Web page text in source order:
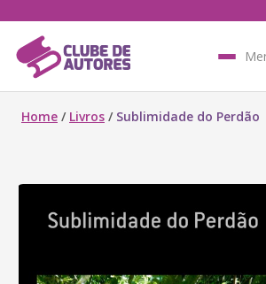
Home / Livros / Sublimidade do Perdão